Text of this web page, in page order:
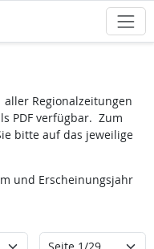
Regionalzeitungen
PDF verfügbar. Zum
bitte auf das jeweilige
und Erscheinungsjahr
Seite